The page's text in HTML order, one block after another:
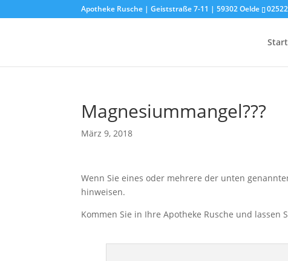
Apotheke Rusche | Geiststraße 7-11 | 59302 Oelde
Magnesiummangel???
März 9, 2018
Wenn Sie eines oder mehrere der unten
hinweisen.
Kommen Sie in Ihre Apotheke Rusche und lassen